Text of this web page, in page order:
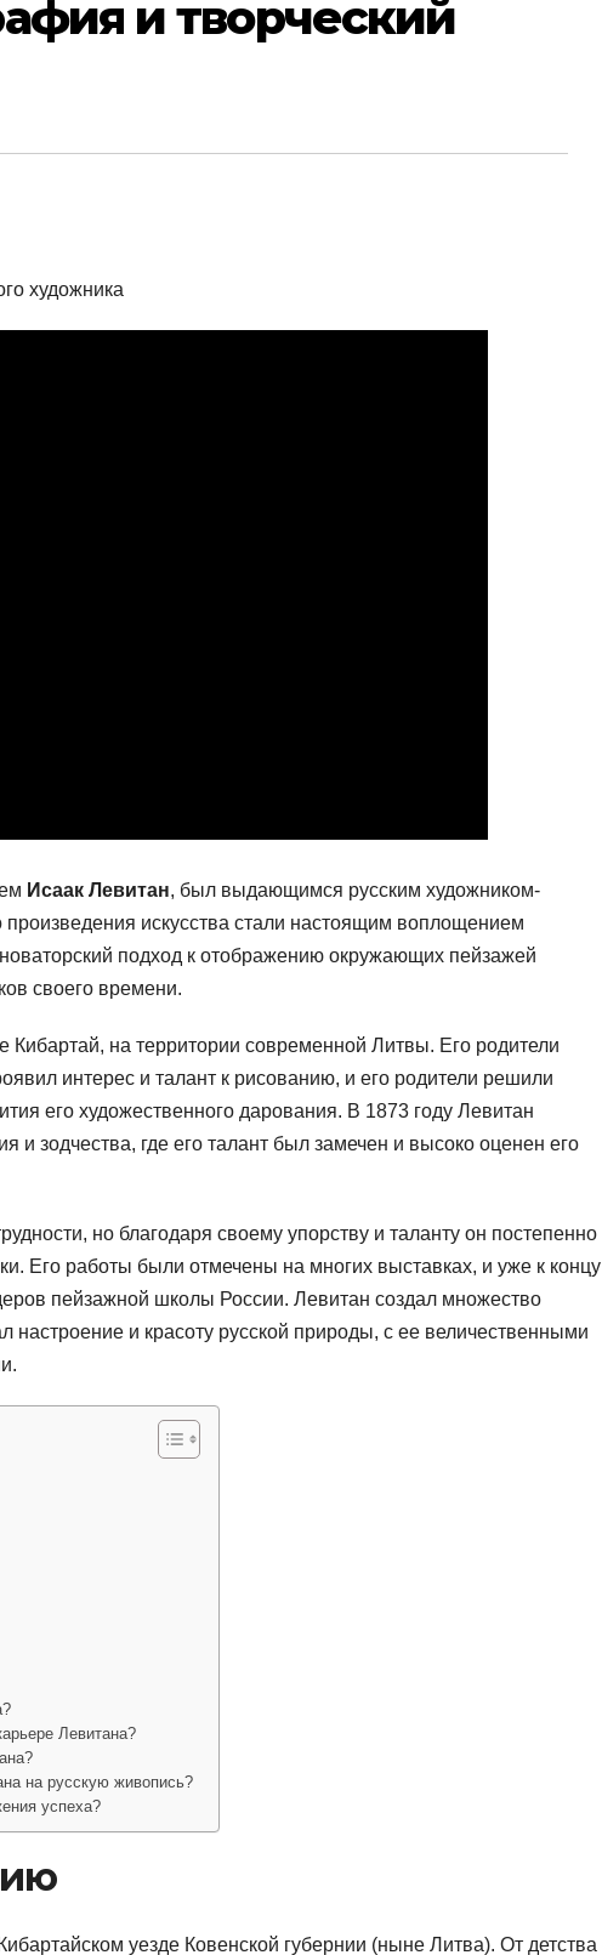
и творческий
Исаак Левитан, был выдающимся русским художником-
искусства стали настоящим воплощением
подход к отображению окружающих пейзажей
своего времени.
Кибартай, на территории современной Литвы. Его родители
интерес и талант к рисованию, и его родители решили
его художественного дарования. В 1873 году Левитан
и зодчества, где его талант был замечен и высоко оценен его
но благодаря своему упорству и таланту он постепенно
Его работы были отмечены на многих выставках, и уже к концу
пейзажной школы России. Левитан создал множество
настроение и красоту русской природы, с ее величественными
Левитана?
на русскую живопись?
успеха?
уезде Ковенской губернии (ныне Литва). От детства